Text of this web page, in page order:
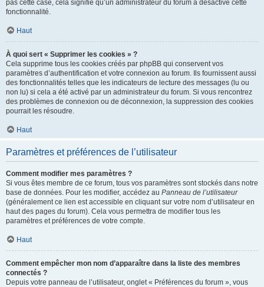
pas cette case, cela signifie qu’un administrateur du forum a désactivé cette
fonctionnalité.
Haut
À quoi sert « Supprimer les cookies » ?
Cela supprime tous les cookies créés par phpBB qui conservent vos
paramètres d’authentification et votre connexion au forum. Ils fournissent aussi
des fonctionnalités telles que les indicateurs de lecture des messages (lu ou
non lu) si cela a été activé par un administrateur du forum. Si vous rencontrez
des problèmes de connexion ou de déconnexion, la suppression des cookies
pourrait les résoudre.
Haut
Paramètres et préférences de l’utilisateur
Comment modifier mes paramètres ?
Si vous êtes membre de ce forum, tous vos paramètres sont stockés dans notre
base de données. Pour les modifier, accédez au Panneau de l’utilisateur
(généralement ce lien est accessible en cliquant sur votre nom d’utilisateur en
haut des pages du forum). Cela vous permettra de modifier tous les
paramètres et préférences de votre compte.
Haut
Comment empêcher mon nom d’apparaître dans la liste des membres
connectés ?
Depuis votre panneau de l’utilisateur, onglet « Préférences du forum », vous